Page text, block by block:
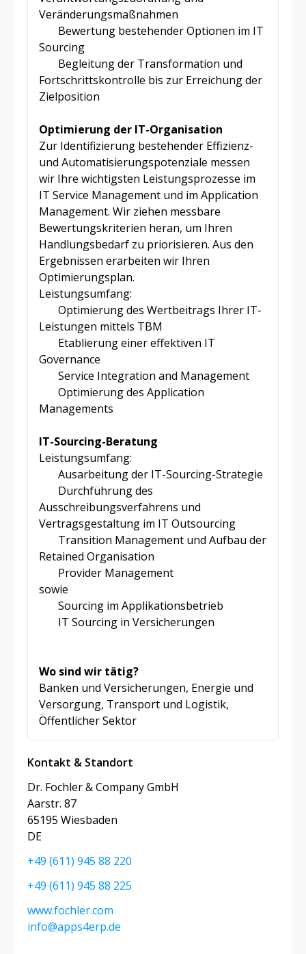
Veränderungsmaßnahmen
Bewertung bestehender Optionen im IT
Sourcing
Begleitung der Transformation und
Fortschrittskontrolle bis zur Erreichung der
Zielposition
Optimierung der IT-Organisation
Zur Identifizierung bestehender Effizienz-
und Automatisierungspotenziale messen
wir Ihre wichtigsten Leistungsprozesse im
IT Service Management und im Application
Management. Wir ziehen messbare
Bewertungskriterien heran, um Ihren
Handlungsbedarf zu priorisieren. Aus den
Ergebnissen erarbeiten wir Ihren
Optimierungsplan.
Leistungsumfang:
Optimierung des Wertbeitrags Ihrer IT-
Leistungen mittels TBM
Etablierung einer effektiven IT
Governance
Service Integration and Management
Optimierung des Application
Managements
IT-Sourcing-Beratung
Leistungsumfang:
Ausarbeitung der IT-Sourcing-Strategie
Durchführung des
Ausschreibungsverfahrens und
Vertragsgestaltung im IT Outsourcing
Transition Management und Aufbau der
Retained Organisation
Provider Management
sowie
Sourcing im Applikationsbetrieb
IT Sourcing in Versicherungen
Wo sind wir tätig?
Banken und Versicherungen, Energie und
Versorgung, Transport und Logistik,
Öffentlicher Sektor
Kontakt & Standort
Dr. Fochler & Company GmbH
Aarstr. 87
65195 Wiesbaden
DE
+49 (611) 945 88 220
+49 (611) 945 88 225
www.fochler.com
info@apps4erp.de